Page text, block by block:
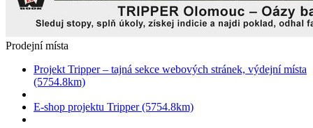
Prodejní místa
Projekt Tripper – tajná sekce webových stránek, výdejní místa
(5754.8km)
E-shop projektu Tripper (5754.8km)